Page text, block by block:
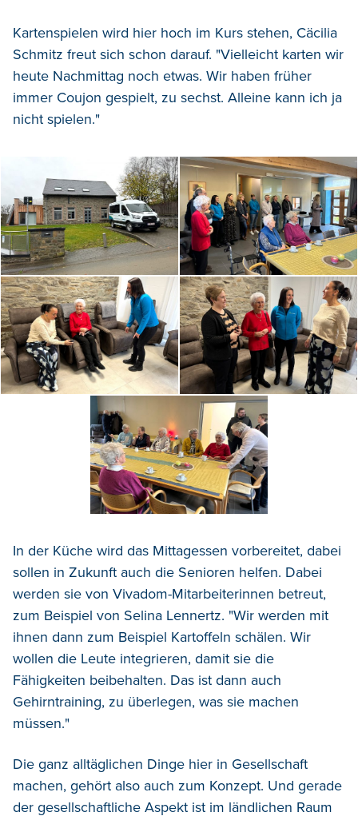
Kartenspielen wird hier hoch im Kurs stehen, Cäcilia
Schmitz freut sich schon darauf. "Vielleicht karten wir
heute Nachmittag noch etwas. Wir haben früher
immer Coujon gespielt, zu sechst. Alleine kann ich ja
nicht spielen."
In der Küche wird das Mittagessen vorbereitet, dabei
sollen in Zukunft auch die Senioren helfen. Dabei
werden sie von Vivadom-Mitarbeiterinnen betreut,
zum Beispiel von Selina Lennertz. "Wir werden mit
ihnen dann zum Beispiel Kartoffeln schälen. Wir
wollen die Leute integrieren, damit sie die
Fähigkeiten beibehalten. Das ist dann auch
Gehirntraining, zu überlegen, was sie machen
müssen."
Die ganz alltäglichen Dinge hier in Gesellschaft
machen, gehört also auch zum Konzept. Und gerade
der gesellschaftliche Aspekt ist im ländlichen Raum